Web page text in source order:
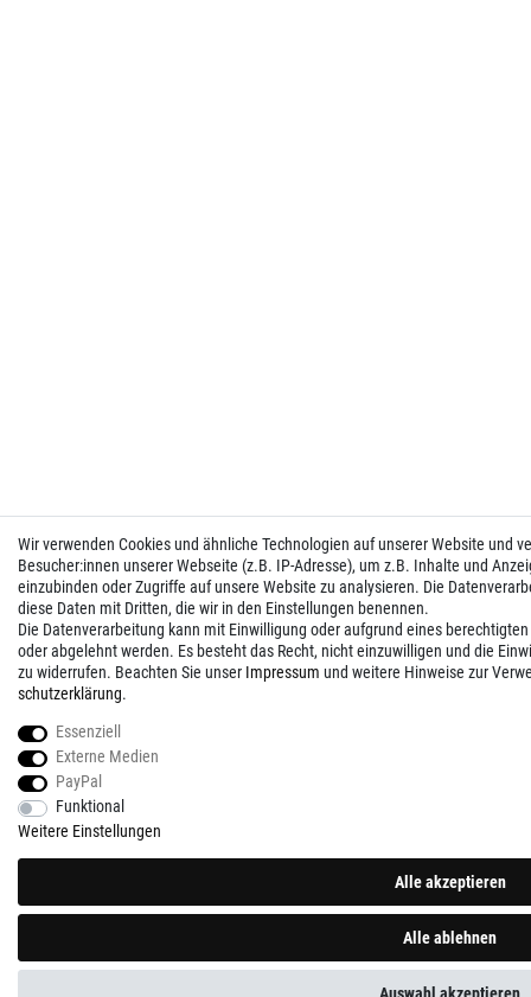
Wir verwenden Cookies und ähnliche Technologien auf unserer Website und
Besucher:innen unserer Webseite (z.B. IP-Adresse), um z.B. Inhalte und
einzubinden oder Zugriffe auf unsere Website zu analysieren. Die
diese Daten mit Dritten, die wir in den Einstellungen benennen.
Die Datenverarbeitung kann mit Einwilligung oder aufgrund eines
oder abgelehnt werden. Es besteht das Recht, nicht einzuwilligen und die
zu widerrufen. Beachten Sie unser Impressum und weitere Hinweise zur
schutz­erklärung.
Essenziell
Externe Medien
PayPal
Funktional
Weitere Einstellungen
Alle akzeptieren
Alle ablehnen
Auswahl akzeptieren